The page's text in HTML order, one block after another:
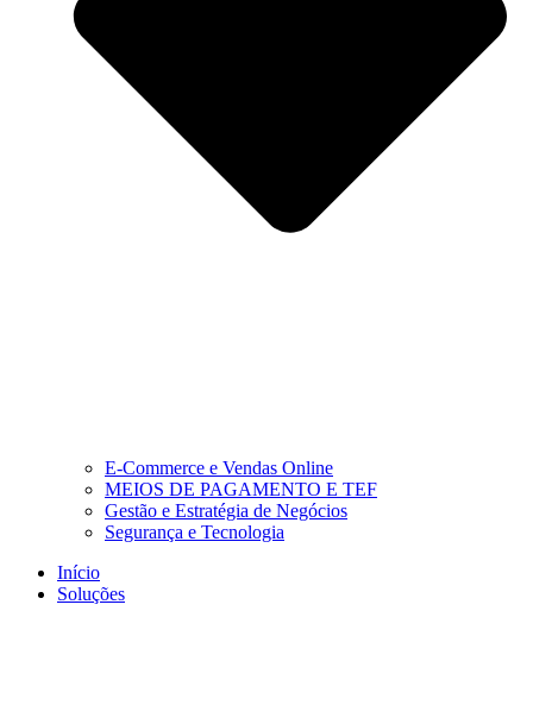
E-Commerce e Vendas Online
MEIOS DE PAGAMENTO E TEF
Gestão e Estratégia de Negócios
Segurança e Tecnologia
Início
Soluções